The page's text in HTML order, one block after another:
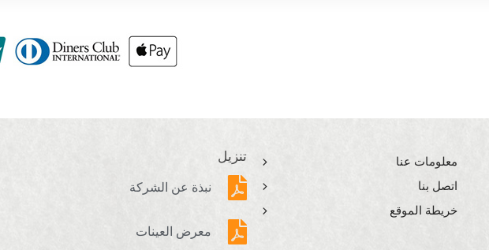
معلومات عنا
اتصل بنا
خريطة الموقع
تنزيل
نبذة عن الشركة
معرض العينات